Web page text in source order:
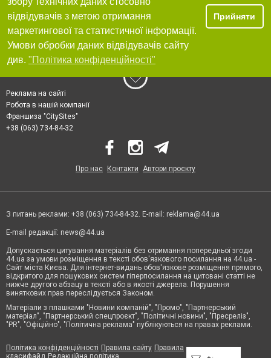
відвідувачів з метою отримання
маркетингової та статистичної інформації.
Умови обробки даних відвідувачів сайту
див. "Політика конфіденційності"
Прийняти
Реклама на сайті
Робота в нашій компанії
Франшиза "CitySites"
+38 (063) 734-84-32
Про нас Контакти Автори проєкту
З питань реклами: +38 (063) 734-84-32. E-mail: reklama@44.ua
E-mail редакції: news@44.ua
Допускається цитування матеріалів без отримання попередньої згоди
44.ua за умови розміщення в тексті обов'язкового посилання на 44.ua -
Сайт міста Києва. Для інтернет-видань обов'язкове розміщення прямого,
відкритого для пошукових систем гіперпосилання на цитовані статті не
нижче другого абзацу в тексті або в якості джерела. Порушення
виняткових прав переслідується Законом.
Матеріали з плашками "Новини компаній", "Промо", "Партнерський
матеріал", "Партнерський спецпроєкт", "Політичні новини", "Пресреліз",
"PR", "Офіційно", "Політична реклама" публікуються на правах реклами.
Політика конфіденційності Правила сайту Правила
класифайд Редакційна політика